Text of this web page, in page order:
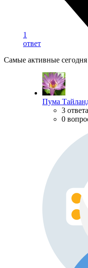
1
ответ
Самые активные сегодня
Пума
3 ответа
0